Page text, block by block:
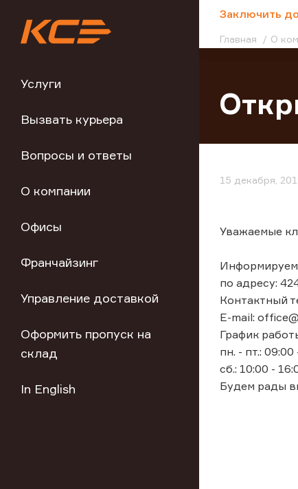
Услуги
Вызвать курьера
Вопросы и ответы
О компании
Офисы
Франчайзинг
Управление доставкой
Оформить пропуск на
склад
In English
Заключить
Главная О
15 декабря,
Уважаемые
Информируем
по адресу:
Контактный
E-mail:
График
пн. - пт.: 09:00
сб.: 10:00 -
Будем рады